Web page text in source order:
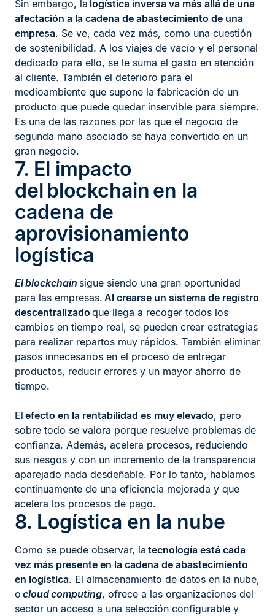
Sin embargo, la logística inversa va más allá de una
afectación a la cadena de abastecimiento de una
empresa. Se ve, cada vez más, como una cuestión
de sostenibilidad. A los viajes de vacío y el personal
dedicado para ello, se le suma el gasto en atención
al cliente. También el deterioro para el
medioambiente que supone la fabricación de un
producto que puede quedar inservible para siempre.
Es una de las razones por las que el negocio de
segunda mano asociado se haya convertido en un
gran negocio.
7. El impacto
del blockchain en la
cadena de
aprovisionamiento
logística
El blockchain sigue siendo una gran oportunidad
para las empresas. Al crearse un sistema de registro
descentralizado que llega a recoger todos los
cambios en tiempo real, se pueden crear estrategias
para realizar repartos muy rápidos. También eliminar
pasos innecesarios en el proceso de entregar
productos, reducir errores y un mayor ahorro de
tiempo.
El efecto en la rentabilidad es muy elevado, pero
sobre todo se valora porque resuelve problemas de
confianza. Además, acelera procesos, reduciendo
sus riesgos y con un incremento de la transparencia
aparejado nada desdeñable. Por lo tanto, hablamos
continuamente de una eficiencia mejorada y que
acelera los procesos de pago.
8. Logística en la nube
Como se puede observar, la tecnología está cada
vez más presente en la cadena de abastecimiento
en logística. El almacenamiento de datos en la nube,
o cloudcomputing, ofrece a las organizaciones del
sector un acceso a una selección configurable y